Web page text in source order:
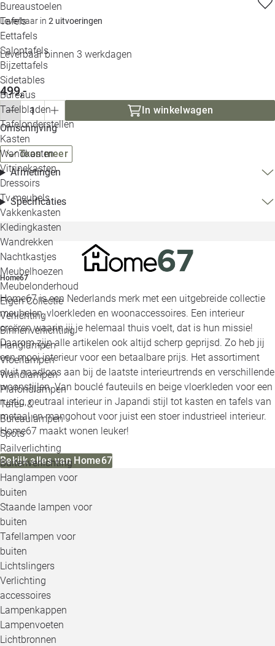
Bureaustoelen
Tafels
Eettafels
Salontafels
Bijzettafels
Sidetables
Bureaus
Tafelbladen
Tafelonderstellen
Kasten
Wandkasten
Vitrinekasten
Dressoirs
Tv meubels
Vakkenkasten
Kledingkasten
Wandrekken
Nachtkastjes
Meubelhoezen
Meubelonderhoud
Eigen Collectie
Verlichting
Binnenverlichting
Hanglampen
Vloerlampen
Wandlampen
Plafondlampen
Tafel- &
Bureaulampen
Spots
Railverlichting
Buitenverlichting
Hanglampen voor
buiten
Staande lampen voor
buiten
Tafellampen voor
buiten
Lichtslingers
Verlichting
accessoires
Lampenkappen
Lampenvoeten
Lichtbronnen
Alle
Leverbaar in 2 uitvoeringen
Leverbaar binnen 3 werkdagen
499,-
In winkelwagen
Omschrijving
Toon meer
Afmetingen
Specificaties
Home67
Home67 is een Nederlands merk met een uitgebreide collectie
meubelen, vloerkleden en woonaccessoires. Een interieur
creëren waarin jij je helemaal thuis voelt, dat is hun missie!
Daarom zijn alle artikelen ook altijd scherp geprijsd. Zo heb jij
een mooi interieur voor een betaalbare prijs. Het assortiment
sluit naadloos aan bij de laatste interieurtrends en verschillende
woonstijlen. Van bouclé fauteuils en beige vloerkleden voor een
rustig, neutraal interieur in Japandi stijl tot kasten en tafels van
metaal en mangohout voor juist een stoer industrieel interieur.
Home67 maakt wonen leuker!
Bekijk alles van Home67